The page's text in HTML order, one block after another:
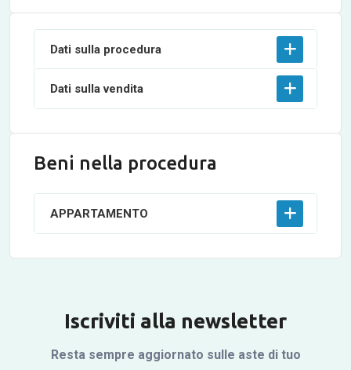
Dati sulla procedura
Dati sulla vendita
Beni nella procedura
APPARTAMENTO
Iscriviti alla newsletter
Resta sempre aggiornato sulle aste di tuo